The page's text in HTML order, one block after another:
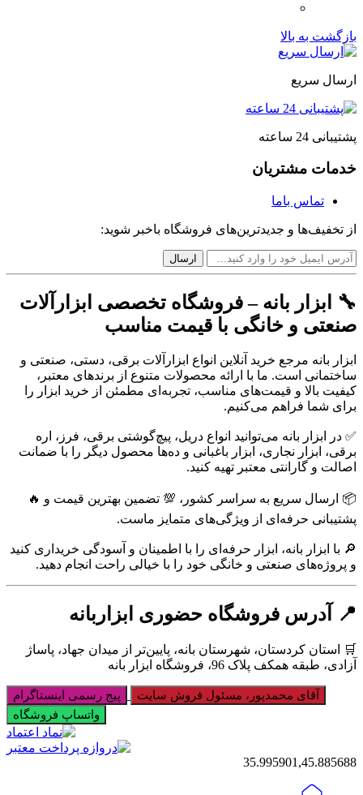
بازگشت به بالا
ارسال سریع
پشتیبانی 24 ساعته
خدمات مشتریان
تماس باما
از تخفیف‌ها و جدیدترین‌های فروشگاه باخبر شوید:
🔧 ابزار بانه – فروشگاه تخصصی ابزارآلات
صنعتی و خانگی با قیمت مناسب
ابزار بانه مرجع خرید آنلاین انواع ابزارآلات برقی، دستی، صنعتی و
ساختمانی است. ما با ارائه محصولات متنوع از برندهای معتبر،
کیفیت بالا و قیمت‌های مناسب، تجربه‌ای مطمئن از خرید ابزار را
برای شما فراهم می‌کنیم.
✅ در ابزار بانه می‌توانید انواع دریل، پیچ‌گوشتی برقی، فرز، اره
برقی، ابزار نجاری، ابزار باغبانی و ده‌ها محصول دیگر را با ضمانت
اصالت و گارانتی معتبر تهیه کنید.
📦 ارسال سریع به سراسر کشور، 💯 تضمین بهترین قیمت و 🔥
پشتیبانی حرفه‌ای از ویژگی‌های متمایز ماست.
🔎 با ابزار بانه، ابزار حرفه‌ای را با اطمینان و آسودگی خریداری کنید
و پروژه‌های صنعتی و خانگی خود را با خیالی راحت انجام دهید.
📍 آدرس فروشگاه حضوری ابزاربانه
🛒 استان کردستان، شهرستان بانه، پایین‌تر از میدان جهاد، پاساژ
آزادی، طبقه همکف پلاک 96، فروشگاه ابزار بانه
آقای محمدپور، مسئول فروش سایت
پیج رسمی اینستاگرام
واتساپ فروشگاه
35.995901,45.885688